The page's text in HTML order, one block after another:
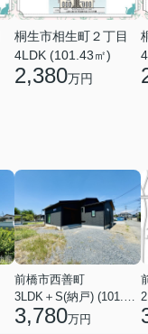
桐生市相生町２丁目
4LDK (101.43㎡)
2,380万円
前橋市西善町
3LDK＋S(納戸) (101.02㎡)
3,780万円